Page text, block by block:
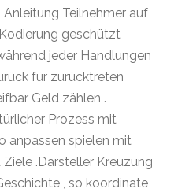
Teilnehmer auf
geschützt
jeder Handlungen
für zurücktreten
Geld zählen .
Prozess mit
anpassen spielen mit
.Darsteller Kreuzung
, so koordinate